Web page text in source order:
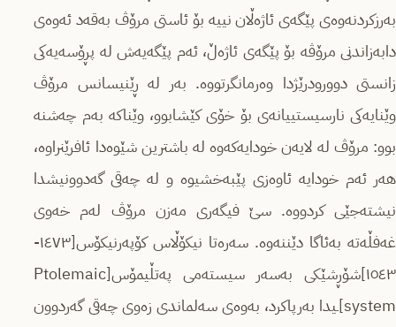
بەرزکردنەوەی پێگەی ئاژەڵان نییە بۆ ئاستی مرۆڤ بەقەد ئەوەی
دابەزاندنی مرۆڤە بۆ پێگەی ئاژەڵ، ئەم پێگەیەش لە پڕۆسەیەکی
زانستی دوورودرێژدا وەرمانگرتووە. بەر لە ڕێنیسانس مرۆڤ
وێنایەکی نارسیستییانەی بۆ خۆی کێشابوو، وێناکە بەم چەشنە
بوو: مرۆڤ لە لایەن خودایەکەوە لە باشترین شێوەدا ئافرێنراوە،
هەر ئەم خودایە ئاوەزی پێبەخشیوە و لە چەقی گەدوونیشدا
نیشتەجێی کردووە. سێ فیگەری مەزن مرۆڤ لەم خەوی
غەفڵەتە بەئاگا دێننەوە. سەرەتا نیکۆڵاس کۆپەرنیکۆس[١٤٧٣-
١٥٤٣]شۆڕشێکی بەسەر سیستەمی پەتڵیمۆس[Ptolemaic
system]ـیدا بەرپاکرد، بەوەی سەلماندی زەوی چەقی گەردوون